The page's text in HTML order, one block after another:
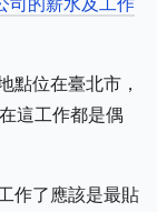
點位在臺北市，
這工作都是偶
作了應該是最貼